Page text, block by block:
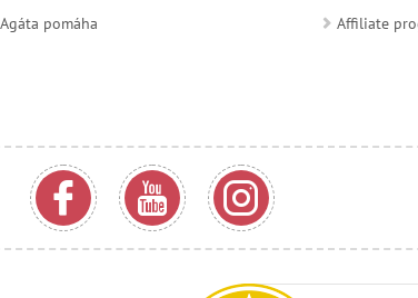
Agáta pomáha
Affiliate